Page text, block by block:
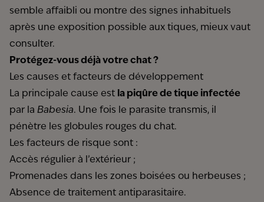
semble affaibli ou montre des signes inhabituels
après une exposition possible aux tiques, mieux vaut
consulter.
Protégez-vous déjà votre chat ?
Les causes et facteurs de développement
La principale cause est la piqûre de tique infectée
par la Babesia. Une fois le parasite transmis, il
pénètre les globules rouges du chat.
Les facteurs de risque sont :
Accès régulier à l’extérieur ;
Promenades dans les zones boisées ou herbeuses ;
Absence de traitement antiparasitaire.